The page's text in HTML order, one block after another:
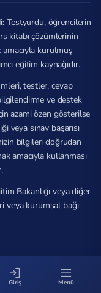
Giriş Menü
Testyurdu, öğrencilerin
kitabı çözümlerinin
amacıyla kurulmuş
eğitim kaynağıdır.
testler, cevap
ve destek
azami özen gösterilse
veya sınav başarısı
bilgileri doğrudan
amacıyla kullanması
Bakanlığı veya diğer
veya kurumsal bağı